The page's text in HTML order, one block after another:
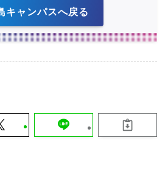
キャンパスへ戻る